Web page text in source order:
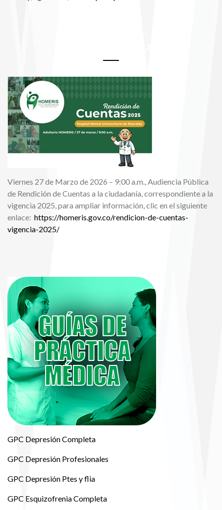
Viernes 27 de Marzo de 2026 – 9:00 a.m., Audiencia Pública
de Rendición de Cuentas a la ciudadanía, correspondiente a la
vigencia 2025, para ampliar información, clic en el siguiente
enlace: https://homeris.gov.co/rendicion-de-cuentas-
vigencia-2025/
GPC Depresión Completa
GPC Depresión Profesionales
GPC Depresión Ptes y flia
GPC Esquizofrenia Completa